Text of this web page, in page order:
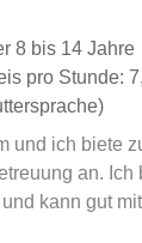
8 bis 14 Jahre
pro Stunde:
und ich biete
an. Ich
kann gut